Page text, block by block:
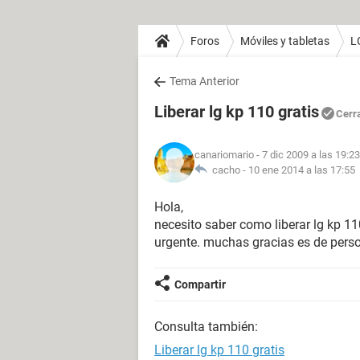
Foros Móviles y tabletas
Tema Anterior
Liberar lg kp 110 gratis
canariomario - 7 dic 2009 a las 19:23
cacho - 10 ene 2014 a las 17:55
Hola,
necesito saber como liberar lg kp
urgente. muchas gracias es de
Compartir
Consulta también:
Liberar lg kp 110 gratis